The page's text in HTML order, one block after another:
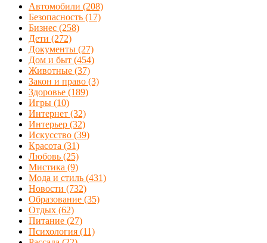
Автомобили (208)
Безопасность (17)
Бизнес (258)
Дети (272)
Документы (27)
Дом и быт (454)
Животные (37)
Закон и право (3)
Здоровье (189)
Игры (10)
Интернет (32)
Интерьер (32)
Искусство (39)
Красота (31)
Любовь (25)
Мистика (9)
Мода и стиль (431)
Новости (732)
Образование (35)
Отдых (62)
Питание (27)
Психология (11)